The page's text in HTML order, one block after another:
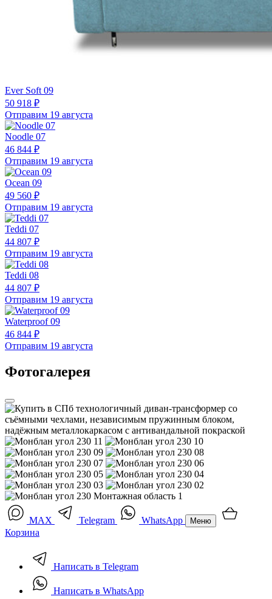
Ever Soft 09
50 918 ₽
Отправим 19 августа
Noodle 07
46 844 ₽
Отправим 19 августа
Ocean 09
49 560 ₽
Отправим 19 августа
Teddi 07
44 807 ₽
Отправим 19 августа
Teddi 08
44 807 ₽
Отправим 19 августа
Waterproof 09
46 844 ₽
Отправим 19 августа
Фотогалерея
MAX Telegram WhatsApp Меню
Корзина
Написать в Telegram
Написать в WhatsApp